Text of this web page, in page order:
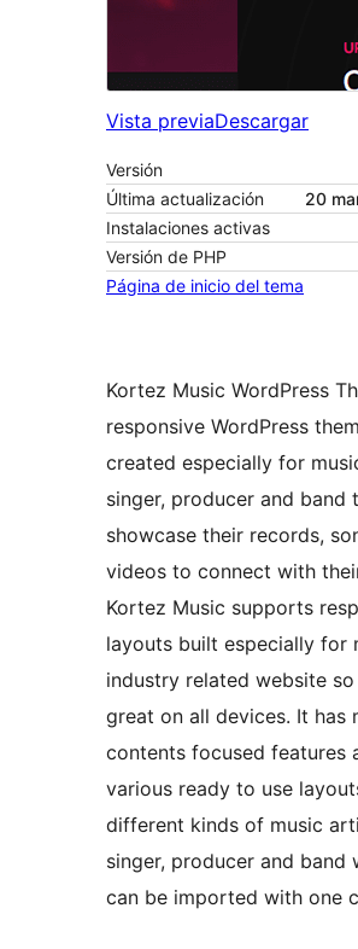
Vista previaDescargar
Versión
Última actualización
20
Instalaciones activas
Versión de PHP
Página de inicio del tema
Kortez Music WordPress
responsive WordPress
created especially for
singer, producer and band
showcase their records,
videos to connect with
Kortez Music supports
layouts built especially for
industry related website
great on all devices. It has
contents focused features
various ready to use
different kinds of music
singer, producer and band
can be imported with one